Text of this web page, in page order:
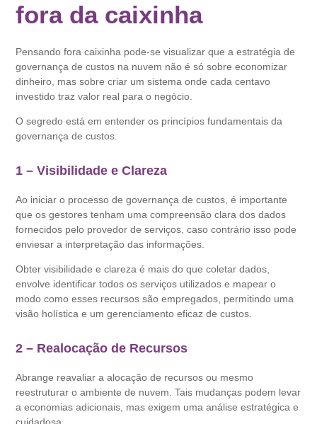
fora da caixinha
Pensando fora caixinha pode-se visualizar que a estratégia de
governança de custos na nuvem não é só sobre economizar
dinheiro, mas sobre criar um sistema onde cada centavo
investido traz valor real para o negócio.
O segredo está em entender os princípios fundamentais da
governança de custos.
1 – Visibilidade e Clareza
Ao iniciar o processo de governança de custos, é importante
que os gestores tenham uma compreensão clara dos dados
fornecidos pelo provedor de serviços, caso contrário isso pode
enviesar a interpretação das informações.
Obter visibilidade e clareza é mais do que coletar dados,
envolve identificar todos os serviços utilizados e mapear o
modo como esses recursos são empregados, permitindo uma
visão holística e um gerenciamento eficaz de custos.
2 – Realocação de Recursos
Abrange reavaliar a alocação de recursos ou mesmo
reestruturar o ambiente de nuvem. Tais mudanças podem levar
a economias adicionais, mas exigem uma análise estratégica e